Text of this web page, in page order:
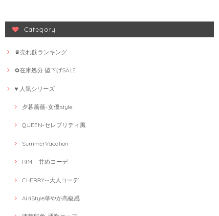
Category
♛売れ筋ランキング
✿在庫処分 値下げSALE
♥ 人気シリーズ
夕暮薔薇-女優style
QUEEN-セレブリティ風
SummerVacation
RIMI--甘めコーデ
CHERRY--大人コーデ
AiriStyle華やか高級感